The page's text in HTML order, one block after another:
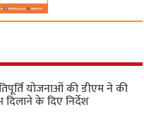
योजनाओं की डीएम ने की
के दिए निर्देश